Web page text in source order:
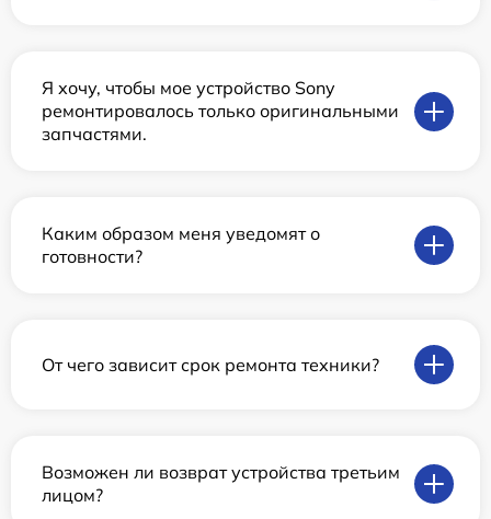
Я хочу, чтобы мое устройство Sony
ремонтировалось только оригинальными
запчастями.
Каким образом меня уведомят о
готовности?
От чего зависит срок ремонта техники?
Возможен ли возврат устройства третьим
лицом?